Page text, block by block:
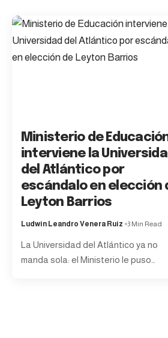
Ministerio de
interviene la
del Atlántico por
escándalo en elección
Leyton Barrios
Ludwin Leandro Venera Ruiz 3 Min Read
La Universidad del Atlántico ya no
manda sola: el Ministerio le puso